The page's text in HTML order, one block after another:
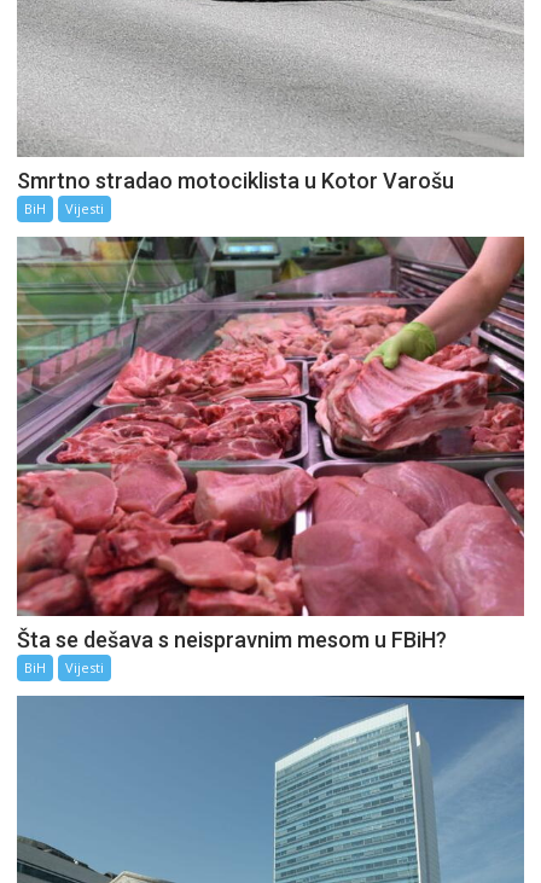
Smrtno stradao motociklista u Kotor Varošu
BiH Vijesti
Šta se dešava s neispravnim mesom u FBiH?
BiH Vijesti